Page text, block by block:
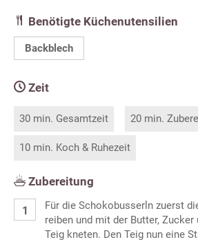
Benötigte Küchenutensilien
Backblech
Zeit
30 min. Gesamtzeit 20 min.
10 min. Koch & Ruhezeit
Zubereitung
Für die Schokobusserln zuerst
reiben und mit der Butter,
Teig kneten. Den Teig nun eine